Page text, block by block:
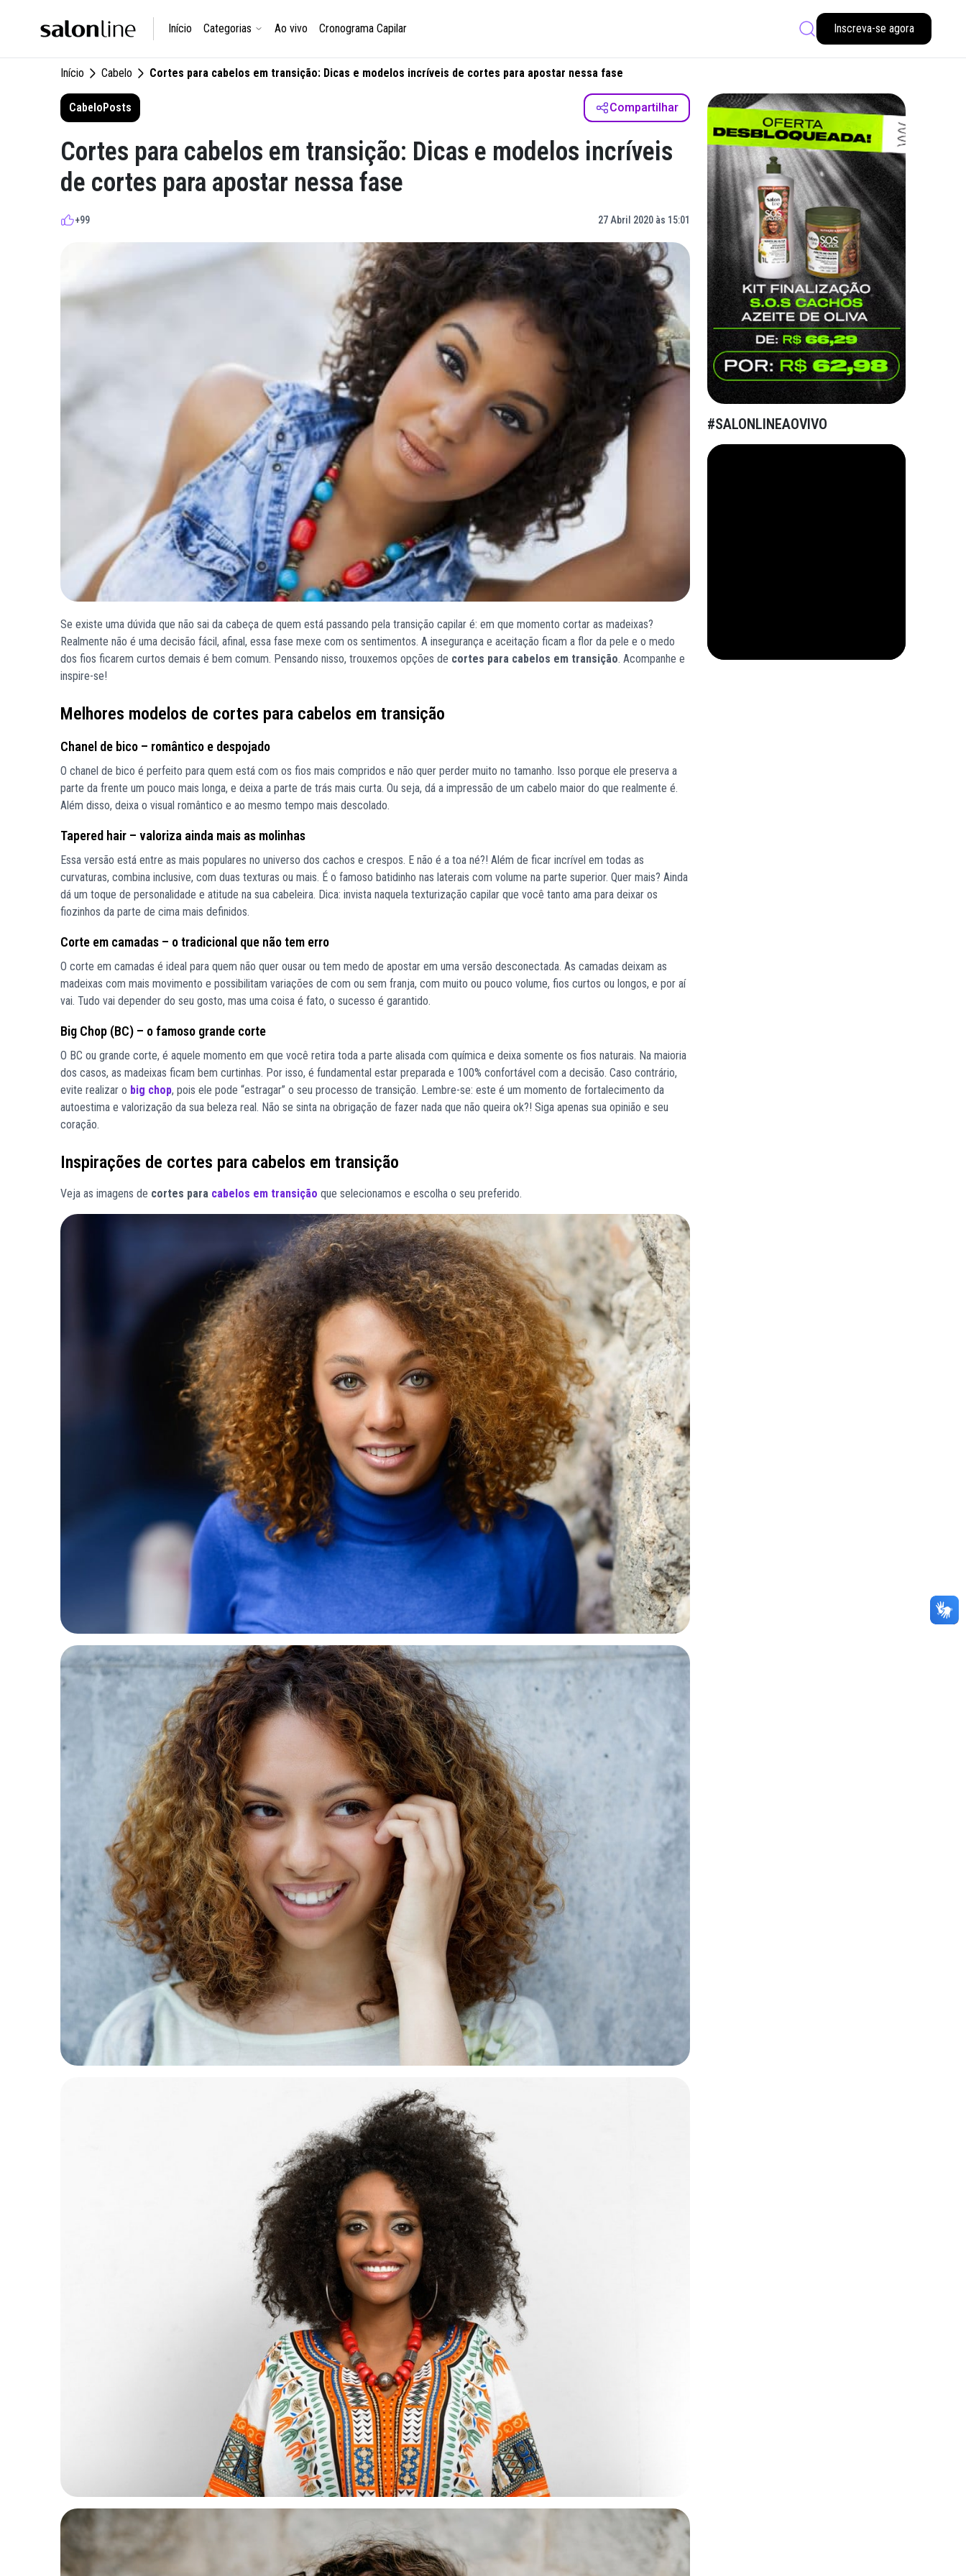
Início Categorias Ao vivo Cronograma Capilar Inscreva-se agora
Início Cabelo Cortes para cabelos em transição: Dicas e modelos incríveis de cortes para apostar nessa fase
CabeloPosts Compartilhar
Cortes para cabelos em transição: Dicas e modelos incríveis
de cortes para apostar nessa fase
+99 27 Abril 2020 às 15:01
Se existe uma dúvida que não sai da cabeça de quem está passando pela transição capilar é: em que momento cortar as madeixas?
Realmente não é uma decisão fácil, afinal, essa fase mexe com os sentimentos. A insegurança e aceitação ficam a flor da pele e o medo
dos fios ficarem curtos demais é bem comum. Pensando nisso, trouxemos opções de cortes para cabelos em transição. Acompanhe e
inspire-se!
Melhores modelos de cortes para cabelos em transição
Chanel de bico – romântico e despojado
O chanel de bico é perfeito para quem está com os fios mais compridos e não quer perder muito no tamanho. Isso porque ele preserva a
parte da frente um pouco mais longa, e deixa a parte de trás mais curta. Ou seja, dá a impressão de um cabelo maior do que realmente é.
Além disso, deixa o visual romântico e ao mesmo tempo mais descolado.
Tapered hair – valoriza ainda mais as molinhas
Essa versão está entre as mais populares no universo dos cachos e crespos. E não é a toa né?! Além de ficar incrível em todas as
curvaturas, combina inclusive, com duas texturas ou mais. É o famoso batidinho nas laterais com volume na parte superior. Quer mais? Ainda
dá um toque de personalidade e atitude na sua cabeleira. Dica: invista naquela texturização capilar que você tanto ama para deixar os
fiozinhos da parte de cima mais definidos.
Corte em camadas – o tradicional que não tem erro
O corte em camadas é ideal para quem não quer ousar ou tem medo de apostar em uma versão desconectada. As camadas deixam as
madeixas com mais movimento e possibilitam variações de com ou sem franja, com muito ou pouco volume, fios curtos ou longos, e por aí
vai. Tudo vai depender do seu gosto, mas uma coisa é fato, o sucesso é garantido.
Big Chop (BC) – o famoso grande corte
O BC ou grande corte, é aquele momento em que você retira toda a parte alisada com química e deixa somente os fios naturais. Na maioria
dos casos, as madeixas ficam bem curtinhas. Por isso, é fundamental estar preparada e 100% confortável com a decisão. Caso contrário,
evite realizar o big chop, pois ele pode “estragar” o seu processo de transição. Lembre-se: este é um momento de fortalecimento da
autoestima e valorização da sua beleza real. Não se sinta na obrigação de fazer nada que não queira ok?! Siga apenas sua opinião e seu
coração.
Inspirações de cortes para cabelos em transição
Veja as imagens de cortes para cabelos em transição que selecionamos e escolha o seu preferido.
#SALONLINEAOVIVO